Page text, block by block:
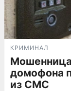
КРИМИНАЛ
домофона
из СМС